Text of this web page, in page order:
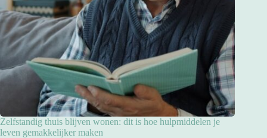
Zelfstandig thuis blijven wonen: dit is hoe hulpmiddelen je
leven gemakkelijker maken